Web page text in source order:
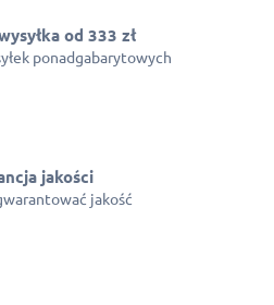
od 333 zł
ponadgabarytowych
jakości
jakość